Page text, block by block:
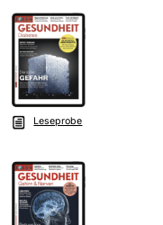
Leseprobe